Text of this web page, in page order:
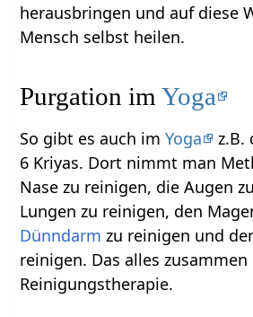
herausbringen und auf diese
Mensch selbst heilen.
Purgation imYoga
So gibt es auch imYoga z.B.
6 Kriyas. Dort nimmt man
Nase zu reinigen, die Augen
Lungen zu reinigen, den
Dünndarm zu reinigen und
reinigen. Das alles
Reinigungstherapie.